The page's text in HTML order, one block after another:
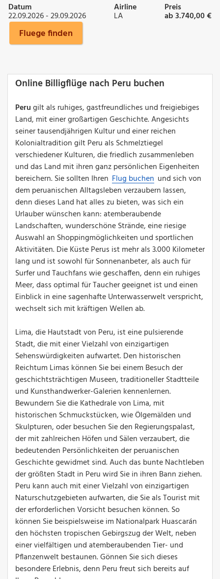
Datum
22.09.2026 - 29.09.2026
Airline
LA
Preis
ab 3.740,00 €
Fluege finden
Online Billigflüge nach Peru buchen
Perugilt als ruhiges, gastfreundliches und freigiebiges
Land, mit einer großartigen Geschichte. Angesichts
seiner tausendjährigen Kultur und einer reichen
Kolonialtradition gilt Peru als Schmelztiegel
verschiedener Kulturen, die friedlich zusammenleben
und das Land mit ihren ganz persönlichen Eigenheiten
bereichern. Sie sollten Ihren Flug buchen und sich von
dem peruanischen Alltagsleben verzaubern lassen,
denn dieses Land hat alles zu bieten, was sich ein
Urlauber wünschen kann: atemberaubende
Landschaften, wunderschöne Strände, eine riesige
Auswahl an Shoppingmöglichkeiten und sportlichen
Aktivitäten. Die Küste Perus ist mehr als 3.000 Kilometer
lang und ist sowohl für Sonnenanbeter, als auch für
Surfer und Tauchfans wie geschaffen, denn ein ruhiges
Meer, dass optimal für Taucher geeignet ist und einen
Einblick in eine sagenhafte Unterwasserwelt verspricht,
wechselt sich mit kräftigen Wellen ab.
Lima, die Hautstadt von Peru, ist eine pulsierende
Stadt, die mit einer Vielzahl von einzigartigen
Sehenswürdigkeiten aufwartet. Den historischen
Reichtum Limas können Sie bei einem Besuch der
geschichtsträchtigen Museen, traditioneller Stadtteile
und Kunsthandwerker-Galerien kennenlernen.
Bewundern Sie die Kathedrale von Lima, mit
historischen Schmuckstücken, wie Ölgemälden und
Skulpturen, oder besuchen Sie den Regierungspalast,
der mit zahlreichen Höfen und Sälen verzaubert, die
bedeutenden Persönlichkeiten der peruanischen
Geschichte gewidmet sind. Auch das bunte Nachtleben
der größten Stadt in Peru wird Sie in ihren Bann ziehen.
Peru kann auch mit einer Vielzahl von einzigartigen
Naturschutzgebieten aufwarten, die Sie als Tourist mit
der erforderlichen Vorsicht besuchen können. So
können Sie beispielsweise im Nationalpark Huascarán
den höchsten tropischen Gebirgszug der Welt, neben
einer vielfältigen und atemberaubenden Tier- und
Pflanzenwelt bestaunen. Gönnen Sie sich dieses
besondere Erlebnis, denn Peru freut sich bereits auf